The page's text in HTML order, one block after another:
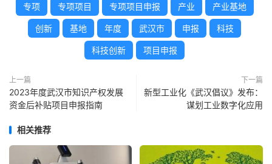
专项 专项项目 专项项目申报 产业 产业基地
创新 基地 年度 武汉市 申报 科技
科技创新 项目申报
上一篇
2023年度武汉市知识产权发展
资金后补贴项目申报指南
下一篇
新型工业化《武汉倡议》发布：
谋划工业数字化应用
相关推荐